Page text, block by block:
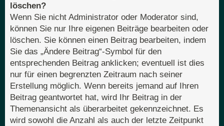
löschen?
Wenn Sie nicht Administrator oder Moderator sind,
können Sie nur Ihre eigenen Beiträge bearbeiten oder
löschen. Sie können einen Beitrag bearbeiten, indem
Sie das „Ändere Beitrag“-Symbol für den
entsprechenden Beitrag anklicken; eventuell ist dies
nur für einen begrenzten Zeitraum nach seiner
Erstellung möglich. Wenn bereits jemand auf Ihren
Beitrag geantwortet hat, wird Ihr Beitrag in der
Themenansicht als überarbeitet gekennzeichnet. Es
wird sowohl die Anzahl als auch der letzte Zeitpunkt